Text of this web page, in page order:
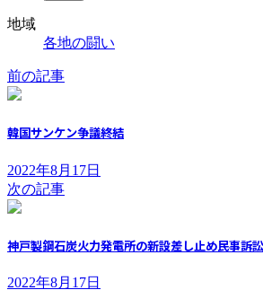
地域
各地の闘い
前の記事
韓国サンケン争議終結
2022年8月17日
次の記事
神戸製鋼石炭火力発電所の新設差し止め民事訴訟
2022年8月17日